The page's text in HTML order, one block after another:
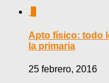
Apto físico: todo
la primaria
25 febrero, 2016